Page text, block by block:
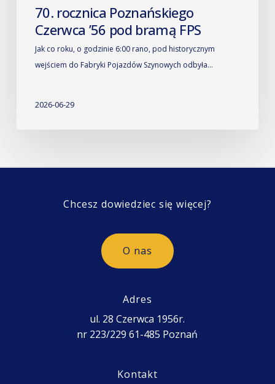
70. rocznica Poznańskiego
Czerwca ’56 pod bramą FPS
Jak co roku, o godzinie 6:00 rano, pod historycznym
wejściem do Fabryki Pojazdów Szynowych odbyła…
2026-06-29
Chcesz dowiedziec się więcej?
O nas
Adres
ul. 28 Czerwca 1956r.
nr 223/229 61-485 Poznań
Kontakt